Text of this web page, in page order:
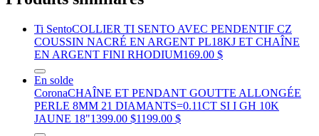
Ti SentoCOLLIER TI SENTO AVEC PENDENTIF CZ
COUSSIN NACRÉ EN ARGENT PL18KJ ET CHAÎNE
EN ARGENT FINI RHODIUM169.00 $
En solde
CoronaCHAÎNE ET PENDANT GOUTTE ALLONGÉE
PERLE 8MM 21 DIAMANTS=0.11CT SI I GH 10K
JAUNE 18"1399.00 $1199.00 $